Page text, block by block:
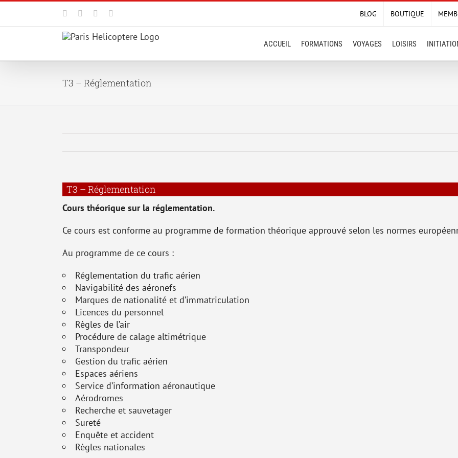
Passer
contenu
Facebook YouTube BLOG BOUTIQUE
ACCUEIL FORMATIONS VOYAGES LOISIRS
T3 – Réglementation
T3 – Réglementation
Cours théorique sur la réglementation.
Ce cours est conforme au programme de formation théorique approuvé selon les normes
Au programme de ce cours :
Réglementation du trafic aérien
Navigabilité des aéronefs
Marques de nationalité et d’immatriculation
Licences du personnel
Règles de l’air
Procédure de calage altimétrique
Transpondeur
Gestion du trafic aérien
Espaces aériens
Service d’information aéronautique
Aérodromes
Recherche et sauvetager
Sureté
Enquête et accident
Règles nationales